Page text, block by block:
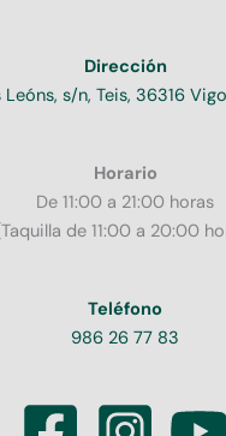
Dirección
Leóns, s/n, Teis, 36316
Horario
De 11:00 a 21:00 horas
de 11:00 a 20:00
Teléfono
986 26 77 83